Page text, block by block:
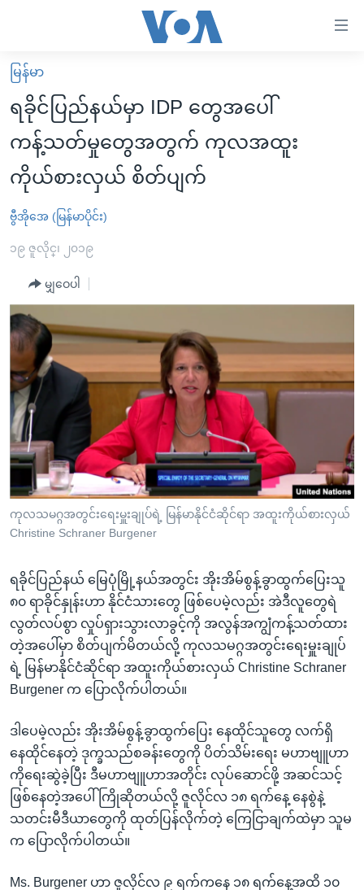
လွယ်ကူ
စေ
သည့်
Link
များ
ပင်မ
ကျော်
ကြည့်
ရန်
ပင်မ
အ
ညွန်း
စာမျက်နှာ
သို့
ကျော်
ရန်
ရှာဖွေ
သို့
ကျော်
ရန်
မူလစာမျက်နှာ
မြန်မာ
ကမ္ဘာ့သတင်းများ
နိုင်ငံတကာ
အစ္စရေး-ပါလက်စတိုင်း
ဗွီဒီယို
အင်္ဂလိပ်စာလေ့လာမယ်
အမေရိကန်သုံးအီဒီယံ
မကြေးမုံရဲ့ အင်္ဂလိပ်စာ
ရုပ်ရှင်ထဲက အင်္ဂလိပ်စာ
သုတပဒေသာ အင်္ဂလိပ်စာ
အပတ်စဉ်ကဏ္ဍများ
ရေဒီယို
ရေဒီယိုနှင့်ရုပ်သံ အချက်အလက်များ
ရေဒီယို/တီဗွီအစီအစဉ်
Learning English
ဗွီအိုအေ လူမှုကွန်ယက်များ
ဘာသာစကားများ
မြန်မာ
ရခိုင်ပြည်နယ်မှာ IDP တွေအပေါ်
ကန့်သတ်မှုတွေအတွက် ကုလအထူး
ကိုယ်စားလှယ် စိတ်ပျက်
ဗွီအိုအေ (မြန်မာပိုင်း)
၁၉ ဇူလိုင္၊ ၂၀၁၉
မျှဝေပါ
ကုလသမဂ္ဂအတွင်းရေးမှူးချုပ်ရဲ့ မြန်မာနိုင်ငံဆိုင်ရာ အထူးကိုယ်စားလှယ်
Christine Schraner Burgener
ရခိုင်ပြည်နယ် မြေပုံမြို့နယ်အတွင်း အိုးအိမ်စွန့်ခွာထွက်ပြေးသူ
၈၀ ရာခိုင်နှုန်းဟာ နိုင်ငံသားတွေ ဖြစ်ပေမဲ့လည်း အဲဒီလူတွေရဲ
လွတ်လပ်စွာ လှုပ်ရှားသွားလာခွင့်ကို အလွန်အကျွံကန့်သတ်ထား
တဲ့အပေါ်မှာ စိတ်ပျက်မိတယ်လို့ ကုလသမဂ္ဂအတွင်းရေးမှူးချုပ်
ရဲ့ မြန်မာနိုင်ငံဆိုင်ရာ အထူးကိုယ်စားလှယ် Christine Schraner
Burgener က ပြောလိုက်ပါတယ်။
ဒါပေမဲ့လည်း အိုးအိမ်စွန့်ခွာထွက်ပြေး နေထိုင်သူတွေ လက်ရှိ
နေထိုင်နေတဲ့ ဒုက္ခသည်စခန်းတွေကို ပိတ်သိမ်းရေး မဟာဗျူဟာ
ကိုရေးဆွဲခဲ့ပြီး ဒီမဟာဗျူဟာအတိုင်း လုပ်ဆောင်ဖို့ အဆင်သင့်
ဖြစ်နေတဲ့အပေါ် ကြိုဆိုတယ်လို့ ဇူလိုင်လ ၁၈ ရက်နေ့ နေစွဲနဲ့
သတင်းမီဒီယာတွေကို ထုတ်ပြန်လိုက်တဲ့ ကြေငြာချက်ထဲမှာ သူမ
က ပြောလိုက်ပါတယ်။
Ms. Burgener ဟာ ဇူလိုင်လ ၉ ရက်ကနေ ၁၈ ရက်နေ့အထိ ၁၀